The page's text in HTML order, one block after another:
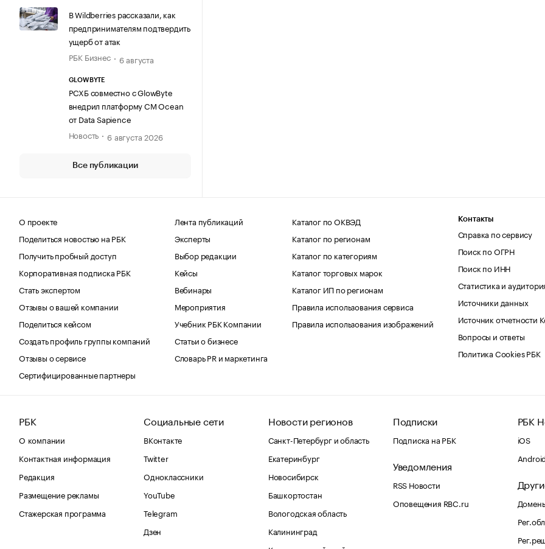
В Wildberries рассказали, как
предпринимателям подтвердить
ущерб от атак
РБК Бизнес
6 августа
GLOWBYTE
РСХБ совместно с GlowByte
внедрил платформу CM Ocean
от Data Sapience
Новость
6 августа 2026
Все публикации
О проекте
Поделиться новостью на РБК
Получить пробный доступ
Корпоративная подписка РБК
Стать экспертом
Отзывы о вашей компании
Поделиться кейсом
Создать профиль группы компаний
Отзывы о сервисе
Сертифицированные партнеры
Лента публикаций
Эксперты
Выбор редакции
Кейсы
Вебинары
Мероприятия
Учебник РБК Компании
Статьи о бизнесе
Словарь PR и маркетинга
Каталог по ОКВЭД
Каталог по регионам
Каталог по категориям
Каталог торговых марок
Каталог ИП по регионам
Правила использования сервиса
Правила использования изображений
Контакты
Справка по сервису
Поиск по ОГРН
Поиск по ИНН
Статистика и
Источники данных
Источник отчетности
Вопросы и ответы
Политика Cookies РБК
РБК
О компании
Контактная информация
Редакция
Размещение рекламы
Стажерская программа
Социальные сети
ВКонтакте
Twitter
Одноклассники
YouTube
Telegram
Дзен
Новости регионов
Санкт-Петербург и область
Екатеринбург
Новосибирск
Башкортостан
Вологодская область
Калининград
Подписки
Подписка на РБК
Уведомления
RSS Новости
Оповещения RBC.ru
РБК
iOS